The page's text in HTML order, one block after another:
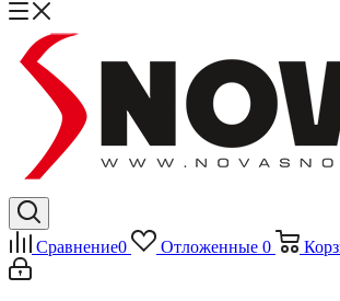
Сравнение0 Отложенные 0